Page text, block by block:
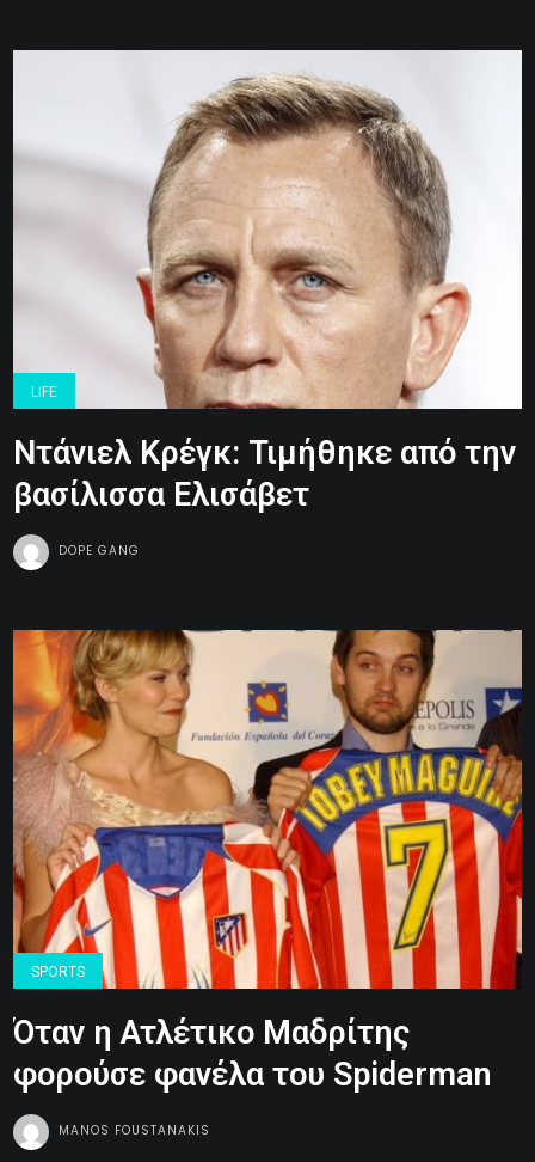
LIFE
Ντάνιελ Κρέγκ: Τιμήθηκε από την
βασίλισσα Ελισάβετ
DOPE GANG
SPORTS
Όταν η Ατλέτικο Μαδρίτης
φορούσε φανέλα του Spiderman
MANOS FOUSTANAKIS